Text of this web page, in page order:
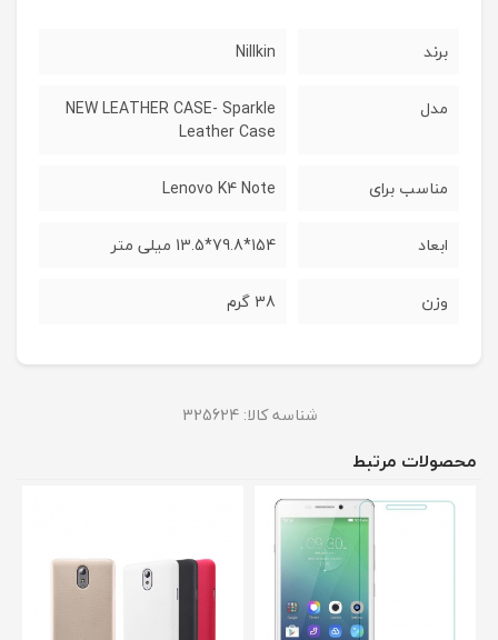
برند Nillkin
مدل
NEW LEATHER CASE- Sparkle
Leather Case
مناسب برای Lenovo K4 Note
ابعاد 154*79.8*13.5 میلی متر
وزن 38 گرم
شناسه کالا:325624
محصولات مرتبط